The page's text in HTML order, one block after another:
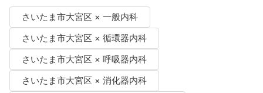
さいたま市大宮区 × 一般内科
さいたま市大宮区 × 循環器内科
さいたま市大宮区 × 呼吸器内科
さいたま市大宮区 × 消化器内科